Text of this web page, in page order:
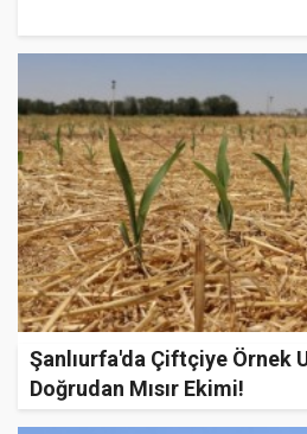
Şanlıurfa'da Çiftçiye Örnek
Doğrudan Mısır Ekimi!